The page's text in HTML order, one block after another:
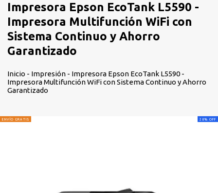
Impresora Epson EcoTank L5590 -
Impresora Multifunción WiFi con
Sistema Continuo y Ahorro
Garantizado
Inicio - Impresión - Impresora Epson EcoTank L5590 -
Impresora Multifunción WiFi con Sistema Continuo y Ahorro
Garantizado
28% OFF
ENVÍO GRATIS